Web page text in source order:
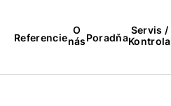
Referencie
O
násPoradňa
Servis /
Kontrola